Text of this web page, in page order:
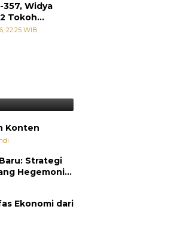
357, Widya
Tokoh
22:25 WIB
tetapi
Membuat
Konten
Strategi
Hegemoni
Ekonomi dari